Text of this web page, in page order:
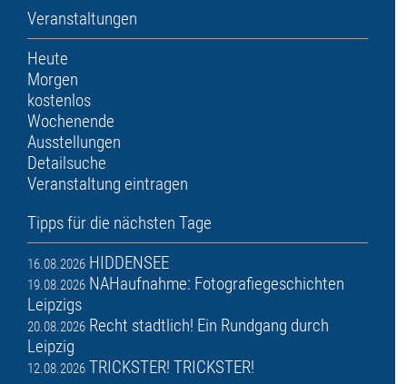
Veranstaltungen
Heute
Morgen
kostenlos
Wochenende
Ausstellungen
Detailsuche
Veranstaltung eintragen
Tipps für die nächsten Tage
16.08.2026 HIDDENSEE
19.08.2026 NAHaufnahme: Fotografiegeschichten
Leipzigs
20.08.2026 Recht stadtlich! Ein Rundgang durch
Leipzig
12.08.2026 TRICKSTER! TRICKSTER!